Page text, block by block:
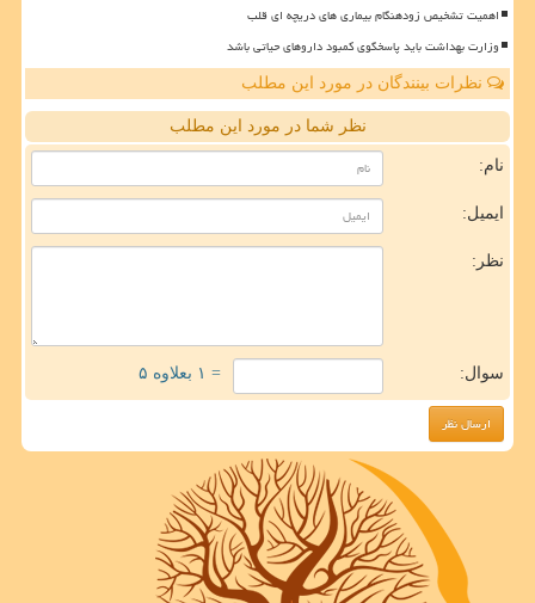
اهمیت تشخیص زودهنگام بیماری های دریچه ای قلب
وزارت بهداشت باید پاسخگوی کمبود داروهای حیاتی باشد
نظرات بینندگان در مورد این مطلب
نظر شما در مورد این مطلب
نام:
ایمیل:
نظر:
سوال: = ۱ بعلاوه ۵